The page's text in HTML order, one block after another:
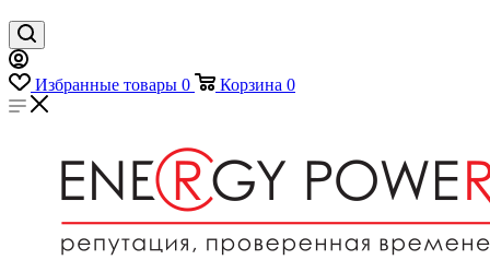
Избранные товары 0 Корзина 0